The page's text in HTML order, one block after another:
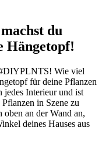
du
Hängetopf!
#DIYPLNTS! Wie viel
für deine Pflanzen
jedes Interieur und ist
in Szene zu
an der Wand an,
deines Hauses aus